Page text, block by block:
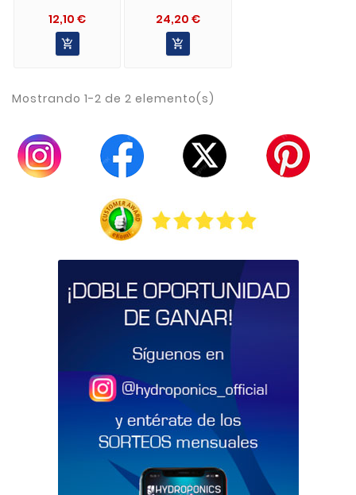
12,10 €Precio

24,20 €Precio

Mostrando 1-2 de 2 elemento(s)